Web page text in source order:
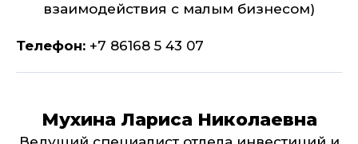
взаимодействия с малым бизнесом)
Телефон: +7 86168 5 43 07
Мухина Лариса Николаевна